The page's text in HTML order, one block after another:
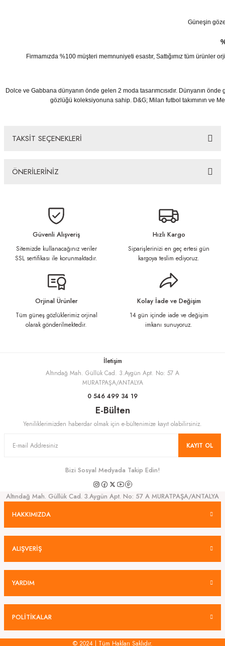
Güneşin
Firmamızda %100 müşteri memnuniyeti esastır, Sattığımız tüm
Dolce ve Gabbana dünyanın önde gelen 2 moda tasarımcısıdır. Dünyanın
gözlüğü koleksiyonuna sahip. D&G; Milan futbol takımının ve
TAKSİT SEÇENEKLERİ
ÖNERİLERİNİZ
yetersiz gördüğünüz noktaları öneri formunu kullanarak tarafımıza
Görüş ve önerileriniz için teşekkür ederiz.
Ürün resmi kalitesiz, bozuk veya görüntülenemiyor.
Ürün bilgilerinde hatalar bulunuyor.
Gönder
Güvenli Alışveriş
Sitemizde kullanacağınız veriler
SSL sertifikası ile korunmaktadır.
Hızlı Kargo
Siparişlerinizi en geç ertesi gün
kargoya teslim ediyoruz.
Orjinal Ürünler
Tüm güneş gözlüklerimiz orjinal
olarak gönderilmektedir.
Kolay İade ve Değişim
14 gün içinde iade ve değişim
imkanı sunuyoruz.
İletişim
Altındağ Mah. Güllük Cad. 3.Aygün Apt. No: 57 A
MURATPAŞA/ANTALYA
0 546 499 34 19
E-Bülten
Yeniliklerimizden haberdar olmak için e-bültenimize kayıt olabilirsiniz.
KAYIT OL
Bizi Sosyal Medyada Takip Edin!
Altındağ Mah. Güllük Cad. 3.Aygün Apt. No: 57 A MURATPAŞA/ANTALYA
HAKKIMIZDA
ALIŞVERİŞ
YARDIM
POLİTİKALAR
© 2024 | Tüm Hakları Saklıdır.